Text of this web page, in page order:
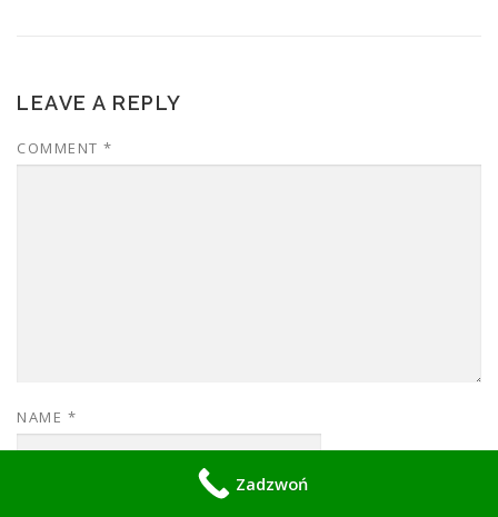
LEAVE A REPLY
COMMENT *
NAME *
Zadzwoń